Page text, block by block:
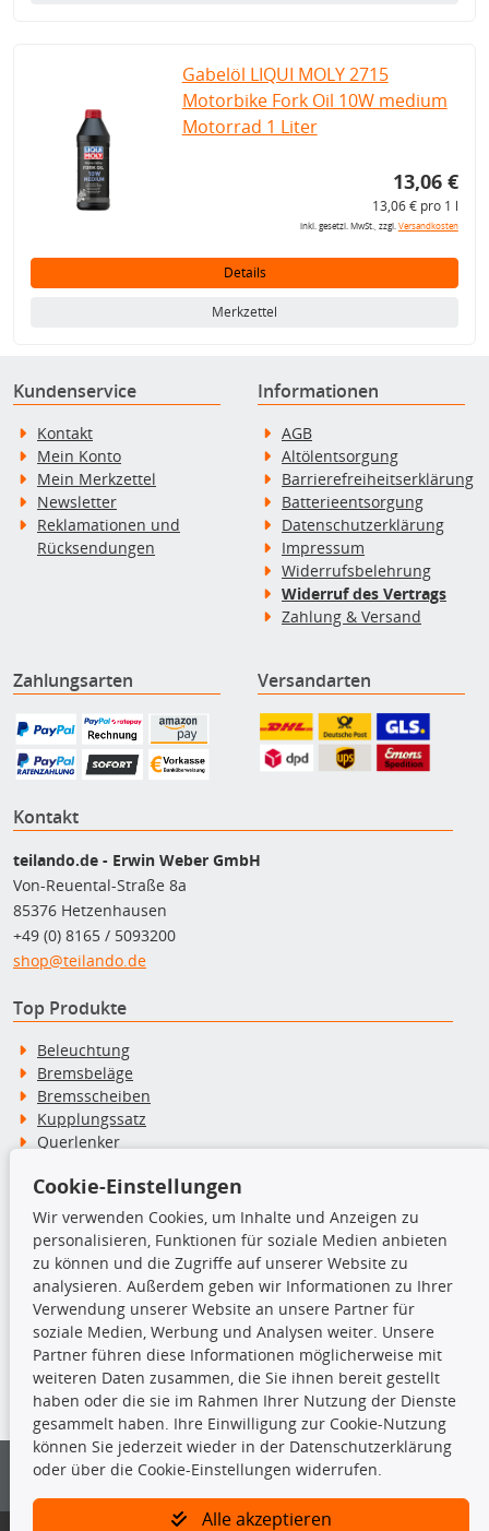
Gabelöl LIQUI MOLY 2715
Motorbike Fork Oil 10W medium
Motorrad 1 Liter
13,06 €
13,06 € pro 1 l
inkl. gesetzl. MwSt., zzgl.Versandkosten
Details
Merkzettel
Kundenservice
Kontakt
Mein Konto
Mein Merkzettel
Newsletter
Reklamationen und
Rücksendungen
Informationen
AGB
Altölentsorgung
Barrierefreiheitserklärung
Batterieentsorgung
Datenschutzerklärung
Impressum
Widerrufsbelehrung
Widerruf des Vertrags
Zahlung & Versand
Zahlungsarten Versandarten
Kontakt
teilando.de - Erwin Weber GmbH
Von-Reuental-Straße 8a
85376 Hetzenhausen
+49 (0) 8165 / 5093200
shop@teilando.de
Top Produkte
Beleuchtung
Bremsbeläge
Bremsscheiben
Kupplungssatz
Querlenker
Stoßdämpfer
TecDoc Inside
Die hier angezeigten Daten insbesondere die gesamte Datenbank dürfen
nicht kopiert werden.
Es ist zu unterlassen, die Daten oder die gesamte Datenbank ohne
vorherige Zustimmung von TecDoc zu vervielfältigen, zu verbreiten
und/oder diese Handlungen durch Dritte ausführen zu lassen. Ein
Bitte prüfen Sie, ob das über unseren Onlineshop identifizierte Ersatzteil
Cookie-Einstellungen
Wir verwenden Cookies, um Inhalte und Anzeigen zu
personalisieren, Funktionen für soziale Medien anbieten
zu können und die Zugriffe auf unserer Website zu
analysieren. Außerdem geben wir Informationen zu Ihrer
Verwendung unserer Website an unsere Partner für
soziale Medien, Werbung und Analysen weiter. Unsere
Partner führen diese Informationen möglicherweise mit
weiteren Daten zusammen, die Sie ihnen bereit gestellt
haben oder die sie im Rahmen Ihrer Nutzung der Dienste
gesammelt haben. Ihre Einwilligung zur Cookie-Nutzung
können Sie jederzeit wieder in der Datenschutzerklärung
oder über die Cookie-Einstellungen widerrufen.
Alle akzeptieren